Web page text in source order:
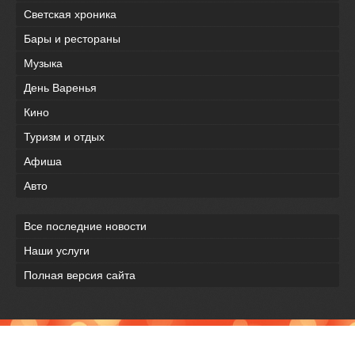
Светская хроника
Бары и рестораны
Музыка
День Варенья
Кино
Туризм и отдых
Афиша
Авто
Все последние новости
Наши услуги
Полная версия сайта